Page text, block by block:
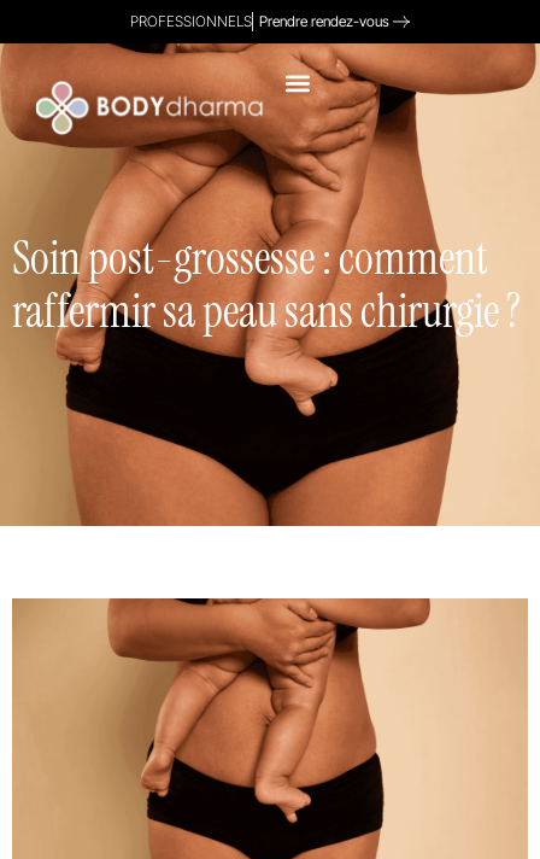
PROFESSIONNELS Prendre rendez-vous
Soin post-grossesse : comment
raffermir sa peau sans chirurgie ?